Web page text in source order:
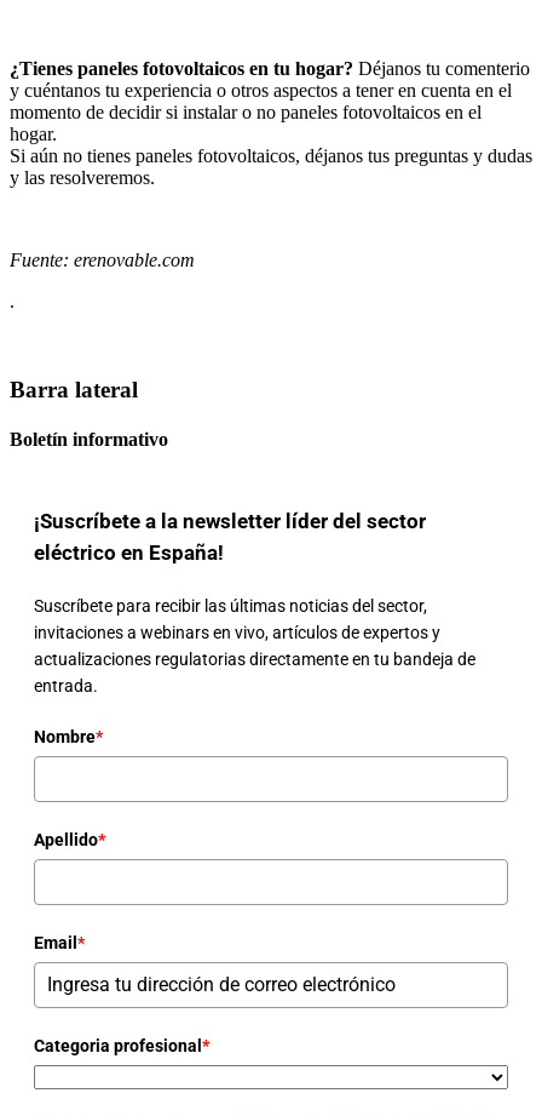
¿Tienes paneles fotovoltaicos en tu hogar? Déjanos tu comenterio
y cuéntanos tu experiencia o otros aspectos a tener en cuenta en el
momento de decidir si instalar o no paneles fotovoltaicos en el
hogar.
Si aún no tienes paneles fotovoltaicos, déjanos tus preguntas y dudas
y las resolveremos.
Fuente: erenovable.com
.
Barra lateral
Boletín informativo
¡Suscríbete a la newsletter líder del sector
eléctrico en España!
Suscríbete para recibir las últimas noticias del sector,
invitaciones a webinars en vivo, artículos de expertos y
actualizaciones regulatorias directamente en tu bandeja de
entrada.
Nombre*
Apellido*
Email *
Categoria profesional *